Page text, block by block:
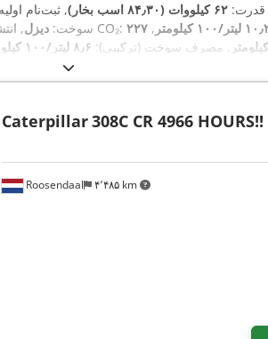
قدرت: ۶۲ کیلووات (۸۴٫۳۰ اسب بخار) , ثبت‌نام
, سوخت: دیزل , انتشار CO₂: لیتر/۱۰۰ کیلومتر
,
, مصرف سوخت (ترکیبی): ۸٫۶ لیتر/۱۰۰ کیلومتر
, طول فضای
بارگیری:۱٬۳۰۰ میلی‌متر
Roosendaal ۴٬۴۸۵ km
Caterpillar308C CR 4966 HOURS!!